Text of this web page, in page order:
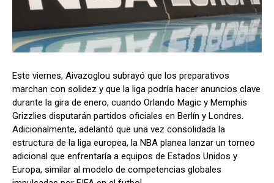
Este viernes, Aivazoglou subrayó que los preparativos
marchan con solidez y que la liga podría hacer anuncios clave
durante la gira de enero, cuando Orlando Magic y Memphis
Grizzlies disputarán partidos oficiales en Berlín y Londres.
Adicionalmente, adelantó que una vez consolidada la
estructura de la liga europea, la NBA planea lanzar un torneo
adicional que enfrentaría a equipos de Estados Unidos y
Europa, similar al modelo de competencias globales